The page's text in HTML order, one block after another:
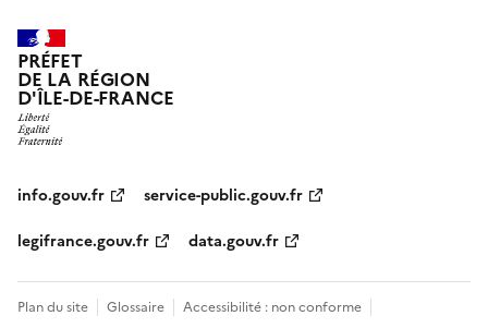
PRÉFET
DE LA RÉGION
D'ÎLE-DE-FRANCE
info.gouv.fr
service-public.gouv.fr
legifrance.gouv.fr
data.gouv.fr
Plan du site Glossaire Accessibilité : non conforme